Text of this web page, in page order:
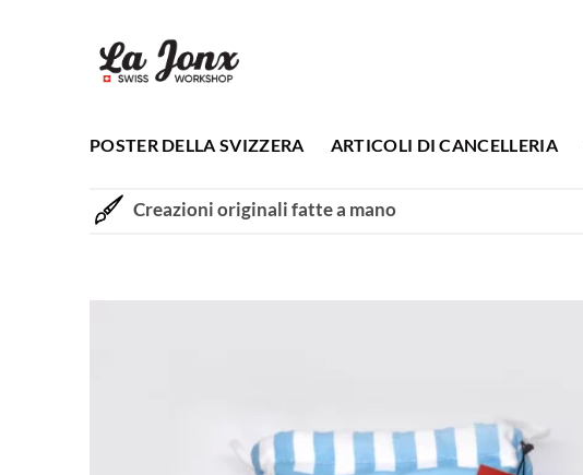
POSTER DELLA SVIZZERA ARTICOLI DI CANCELLERIA
Creazioni originali fatte a mano